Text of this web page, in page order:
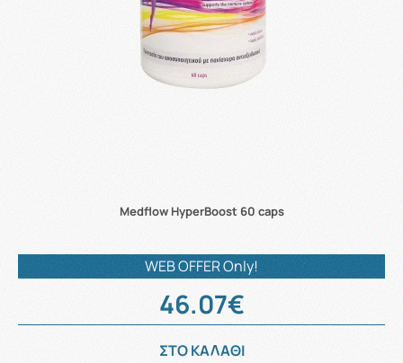
Medflow HyperBoost 60 caps
WEB OFFER Only!
46.07€
ΣΤΟ ΚΑΛΑΘΙ